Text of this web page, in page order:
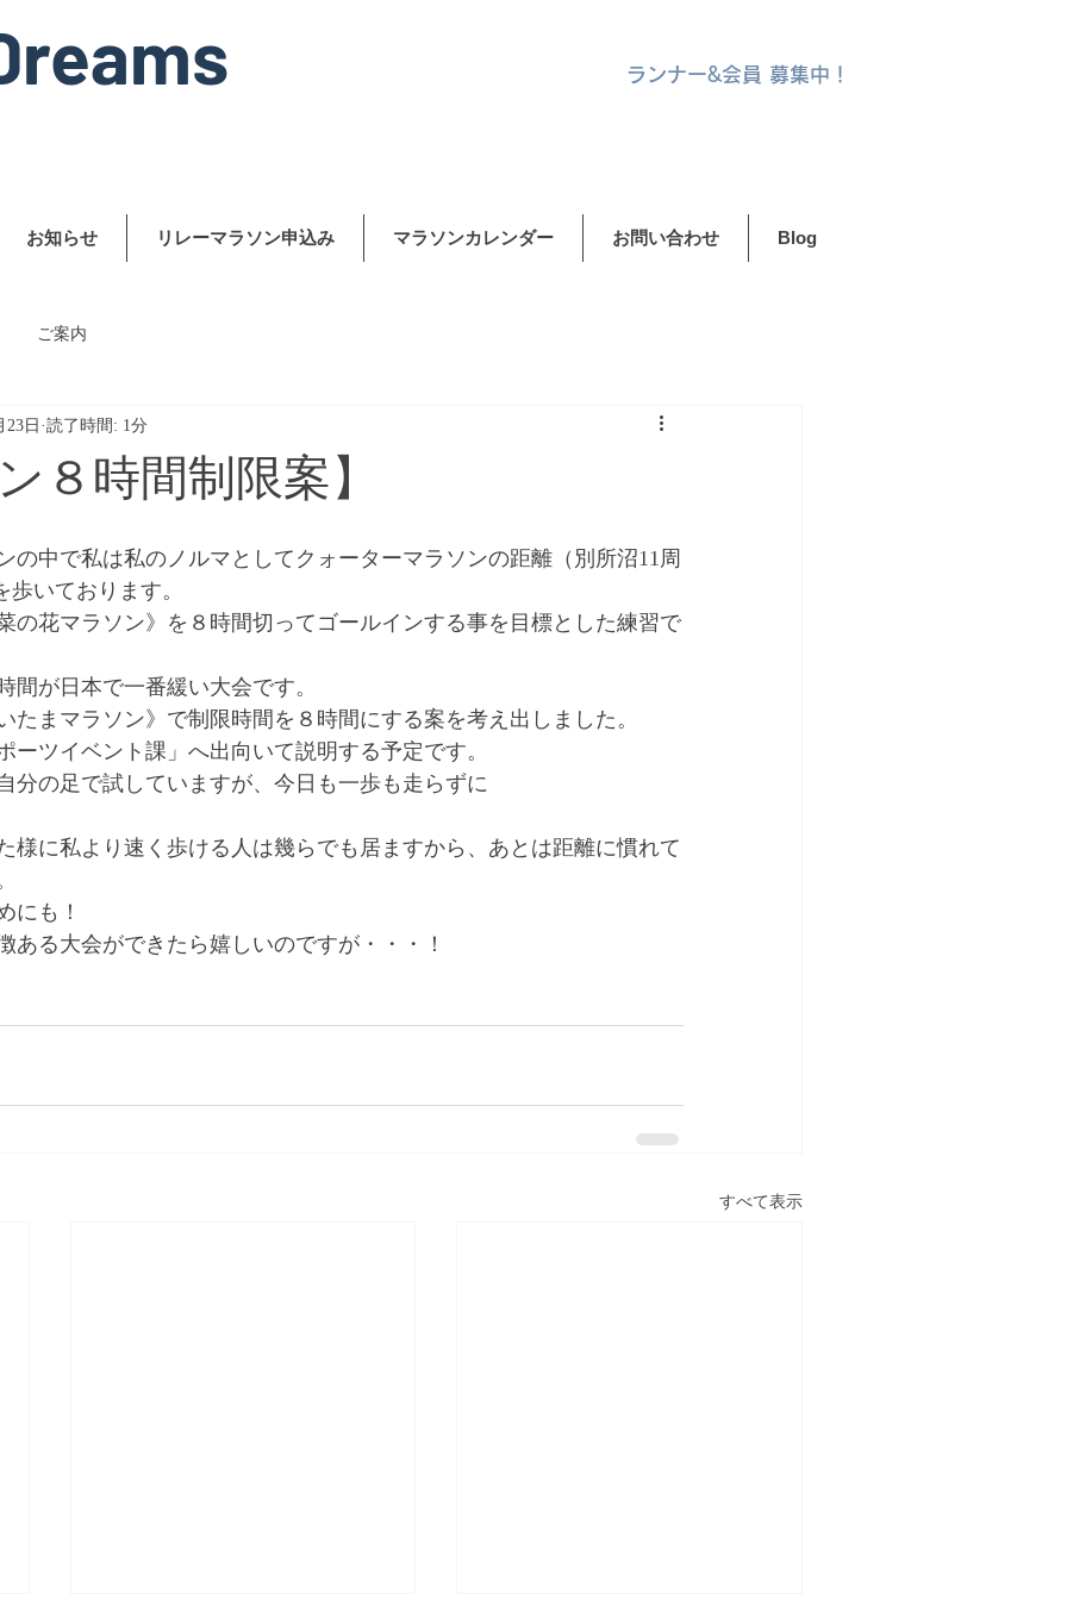
ランナー&会員 募集中！
お知らせ リレーマラソン申込み マラソンカレンダー お問い合わせ Blog
ご案内
８時間制限案】
23日 読了時間: 1分
の中で私は私のノルマとしてクォーターマラソンの距離（別所沼11周
歩いております。
の花マラソン》を８時間切ってゴールインする事を目標とした練習で
間が日本で一番緩い大会です。
たまマラソン》で制限時間を８時間にする案を考え出しました。
ーツイベント課」へ出向いて説明する予定です。
分の足で試していますが、今日も一歩も走らずに
様に私より速く歩ける人は幾らでも居ますから、あとは距離に慣れて
にも！
ある大会ができたら嬉しいのですが・・・！
すべて表示